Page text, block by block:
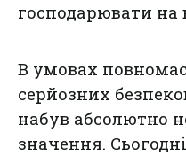
господарювати на
В умовах
серйозних
набув абсолютно
значення.